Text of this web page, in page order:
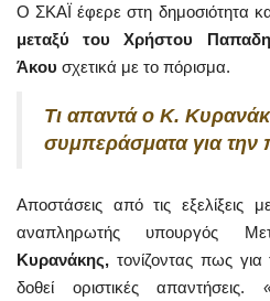
Ο ΣΚΑΪ έφερε στη δημοσιότητα
μεταξύ του Χρήστου
Άκου σχετικά με το πόρισμα.
Τι απαντά ο Κ.
συμπεράσματα για την
Αποστάσεις από τις
αναπληρωτής υπουργός
Κυρανάκης, τονίζοντας πως
δοθεί οριστικές απαντήσεις.